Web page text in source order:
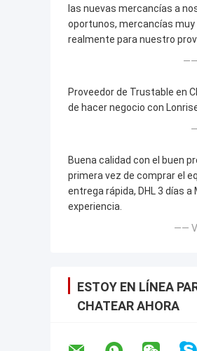
las nuevas mercancías a
oportunos, mercancías muy
realmente para nuestro
——
Proveedor de Trustable en
de hacer negocio con
Buena calidad con el buen
primera vez de comprar el
entrega rápida, DHL 3 días a
experiencia.
——
ESTOY EN LÍNEA
CHATEAR AHORA